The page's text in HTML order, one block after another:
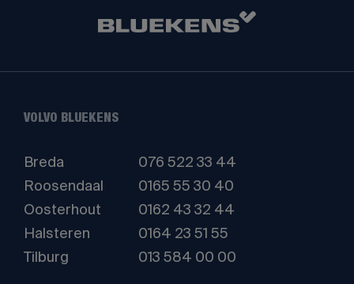
VOLVO BLUEKENS
Breda
076 522 33 44
Roosendaal
0165 55 30 40
Oosterhout
0162 43 32 44
Halsteren
0164 23 51 55
Tilburg
013 584 00 00